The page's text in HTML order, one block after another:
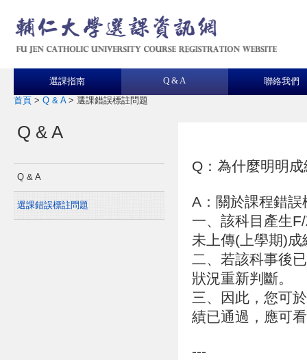
選課指南 Q & A 聯絡我們
首頁 > Q & A> 選課錯誤標註問題
Q & A
Q & A
選課錯誤標註問題
Q：為什麼明明
A：關於課程錯
一、該科目產生
未上傳(上學期)
二、若該科事後
狀況重新判斷。
三、因此，您可
績已通過，應可
---